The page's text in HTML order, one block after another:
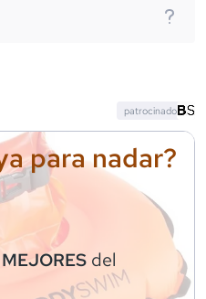
para nadar?
del
patrocinado